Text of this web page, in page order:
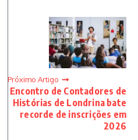
Próximo Artigo
Encontro de Contadores de
Histórias de Londrina bate
recorde de inscrições em
2026